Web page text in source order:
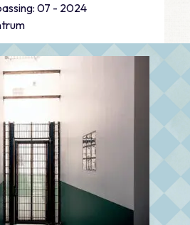
07 - 2024